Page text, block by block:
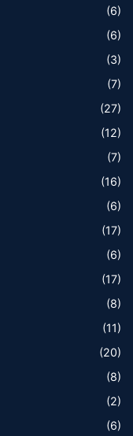
(6)
(6)
(3)
(7)
(27)
(12)
(7)
(16)
(6)
(17)
(6)
(17)
(8)
(11)
(20)
(8)
(2)
(6)